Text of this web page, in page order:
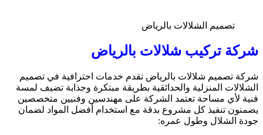
تصميم الشلالات بالرياض
شركة تركيب شلالات بالرياض
شركة تصميم شلالات بالرياض تقدم خدمات احترافية في تصميم
الشلالات المنزلية والحدائقية بطريقة مبتكرة وجذابة تضيف لمسة
فنية لأي مساحة تعتمد الشركة على مهندسين وفنيين متخصصين
يضمنون تنفيذ كل مشروع بدقة مع استخدام أفضل المواد لضمان
جودة الشلال وطول عمره: